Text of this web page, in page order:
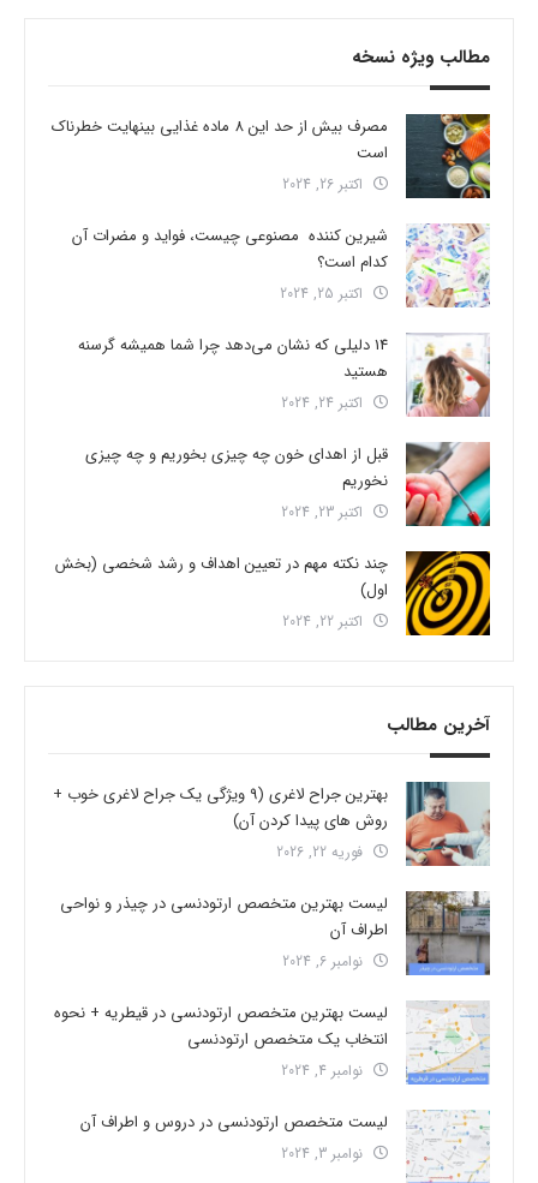
مطالب ویژه نسخه
مصرف بیش از حد این 8 ماده غذایی بینهایت خطرناک
است
اکتبر 26, 2024
شیرین کننده مصنوعی چیست، فواید و مضرات آن
کدام است؟
اکتبر 25, 2024
14 دلیلی که نشان می‌دهد چرا شما همیشه گرسنه
هستید
اکتبر 24, 2024
قبل از اهدای خون چه چیزی بخوریم و چه چیزی
نخوریم
اکتبر 23, 2024
چند نکته مهم در تعیین اهداف و رشد شخصی (بخش
اول)
اکتبر 22, 2024
آخرین مطالب
بهترین جراح لاغری (9 ویژگی یک جراح لاغری خوب +
روش های پیدا کردن آن)
فوریه 22, 2026
لیست بهترین متخصص ارتودنسی در چیذر و نواحی
اطراف آن
نوامبر 6, 2024
لیست بهترین متخصص ارتودنسی در قیطریه + نحوه
انتخاب یک متخصص ارتودنسی
نوامبر 4, 2024
لیست متخصص ارتودنسی در دروس و اطراف آن
نوامبر 3, 2024